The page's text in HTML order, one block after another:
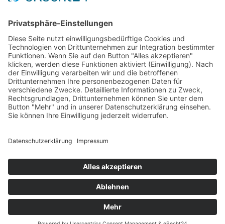
SuperGiro Dolomiti
Austria Skitourenfestival
Service
Wetter
Webcams
Datenschutz
Cookie-Einstellungen
©2026LRC Lienzer Dolomiten.
Website by MO